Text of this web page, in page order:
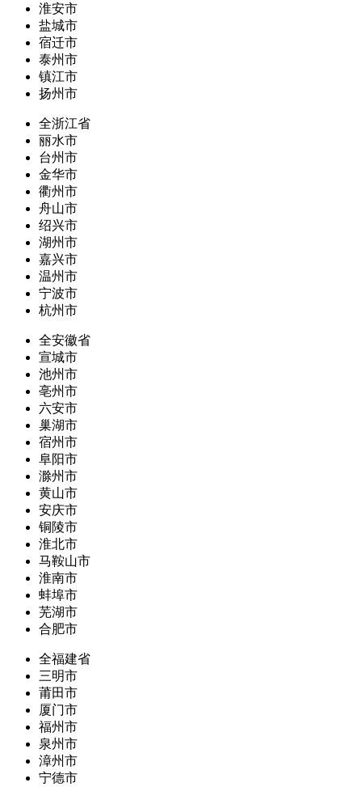
淮安市
盐城市
宿迁市
泰州市
镇江市
扬州市
全浙江省
丽水市
台州市
金华市
衢州市
舟山市
绍兴市
湖州市
嘉兴市
温州市
宁波市
杭州市
全安徽省
宣城市
池州市
亳州市
六安市
巢湖市
宿州市
阜阳市
滁州市
黄山市
安庆市
铜陵市
淮北市
马鞍山市
淮南市
蚌埠市
芜湖市
合肥市
全福建省
三明市
莆田市
厦门市
福州市
泉州市
漳州市
宁德市